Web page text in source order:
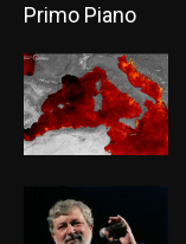
Primo Piano